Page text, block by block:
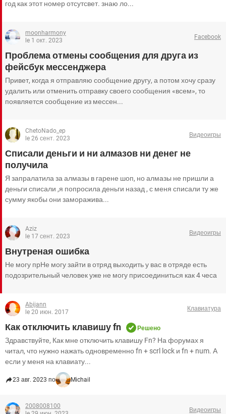
год как этот номер отсутсвет. знаю ло...
moonharmony
le 1 окт. 2023
Facebook
Проблема отмены сообщения для друга из
фейсбук мессенджера
Привет, когда я отправляю сообщение другу, а потом хочу сразу
удалить или отменить отправку своего сообщения «всем», то
появляется сообщение из мессен...
ChetoNado_ep
le 26 сент. 2023
Видеоигры
Списали деньги и ни алмазов ни денег не
получила
Я запралатила за алмазы в гарене шоп, но алмазы не пришли а
деньги списали ,я попросила деньги назад , с меня списали ту же
сумму якобы они заморажива...
Aziz
le 17 сент. 2023
Видеоигры
Внутреная ошибка
Не могу прНе могу зайти в отряд выходить у вас в отряде есть
подозрительный человек уже не могу присоединиться как 4 чеса
Abijann
le 20 июн. 2017
Клавиатура
Как отключить клавишу fn Решено
Здравствуйте, Как мне отключить клавишу Fn? На форумах я
читал, что нужно нажать одновременно fn + scrl lock и fn + num. А
если у меня на клавиату...
23 авг. 2023 по Michail
2008008100
Видеоигры